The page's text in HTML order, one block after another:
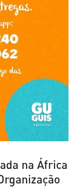
na África